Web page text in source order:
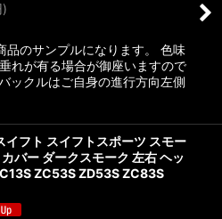
)
品のサンプルになります。 色味
れが有る場合が御座いますので
ックルはご自身の進行方向左側
イフト スイフトスポーツ スモー
バー ダークスモーク 左右 ヘッ
ZC53S ZD53S ZC83S